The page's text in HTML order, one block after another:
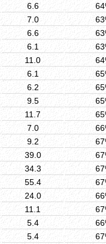
6.6
7.0
6.6
6.1
11.0
6.1
6.2
9.5
11.7
7.0
9.2
39.0
34.3
55.4
24.0
11.1
5.4
5.4